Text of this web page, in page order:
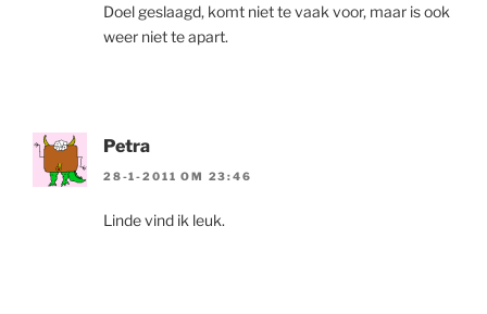
Doel geslaagd, komt niet te vaak voor, maar is ook
weer niet te apart.
Petra
28-1-2011 OM 23:46
Linde vind ik leuk.